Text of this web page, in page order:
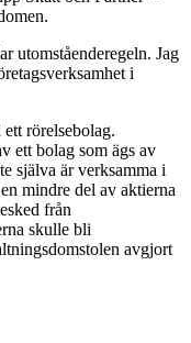
utomståenderegeln. Jag
i
rörelsebolag.
ett bolag som ägs av
själva är verksamma i
mindre del av aktierna
från
skulle bli
avgjort